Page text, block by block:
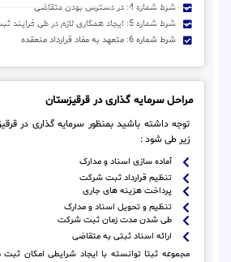
شرط شماره 4: در دسترس بودن متقاضی
شرط شماره 5: ایجاد همکاری لازم در طی فرایند ثبت
شرط شماره 6: متعهد به مفاد قرارداد منعقده
مراحل سرمایه گذاری در قرقیزستان
توجه داشته باشید بمنظور سرمایه گذاری در
زیر طی شود :
آماده سازی اسناد و مدارک
تنظیم قرارداد ثبت شرکت
پرداخت هزینه های جاری
تنظیم و تحویل اسناد و مدارک
طی شدن مدت زمان ثبت شرکت
ارائه اسناد ثبتی به متقاضی
مجموعه ثبتا توانسته با ایجاد شرایطی امکان